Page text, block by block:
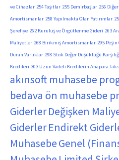
ve Cihazlar 254 Taşıtlar 255 Demirbaşlar 256
Amortismanlar 258 Yapılmakta Olan Yatırımlar
Şerefiye 262 Kuruluş ve Örgütlenme Gideri 263
Maliyetler 268 Birikmiş Amortismanlar 295
Duran Varlıklar 298 Stok Değer Düşüklüğü
Kredileri 303 Uzun Vadeli Kredilerin Anapara
akınsoft muhasebe
bedava ön muhasebe
GiderlerDeğişken
GiderlerEndirekt
MuhasebeGenel